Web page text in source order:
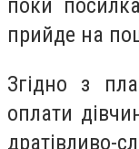
поки
прийде на
Згідно з
оплати
дратівливо-